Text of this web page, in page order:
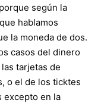
según la
hablamos
la moneda de dos.
casos del dinero
tarjetas de
o el de los ticktes
excepto en la